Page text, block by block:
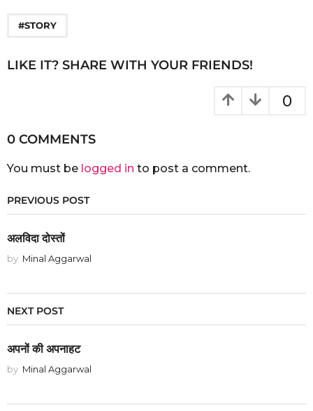
#STORY
LIKE IT? SHARE WITH YOUR FRIENDS!
0
0 COMMENTS
You must be logged in to post a comment.
PREVIOUS POST
अलविदा दोस्तों
by Minal Aggarwal
NEXT POST
अपनों की अपनाहट
by Minal Aggarwal